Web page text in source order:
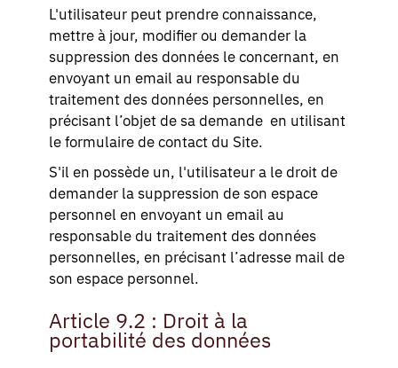
L'utilisateur peut prendre connaissance,
mettre à jour, modifier ou demander la
suppression des données le concernant, en
envoyant un email au responsable du
traitement des données personnelles, en
précisant l’objet de sa demande en utilisant
le formulaire de contact du Site.
S'il en possède un, l'utilisateur a le droit de
demander la suppression de son espace
personnel en envoyant un email au
responsable du traitement des données
personnelles, en précisant l’adresse mail de
son espace personnel.
Article 9.2 : Droit à la
portabilité des données